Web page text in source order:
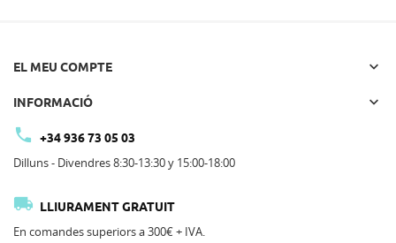
EL MEU COMPTE 
INFORMACIÓ 
 +34 936 73 05 03
Dilluns - Divendres 8:30-13:30 y 15:00-18:00
 LLIURAMENT GRATUIT
En comandes superiors a 300€ + IVA.